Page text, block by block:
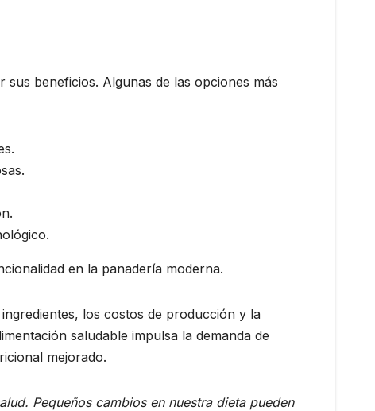
beneficios. Algunas de las opciones más
en la panadería moderna.
los costos de producción y la
saludable impulsa la demanda de
mejorado.
Pequeños cambios en nuestra dieta pueden